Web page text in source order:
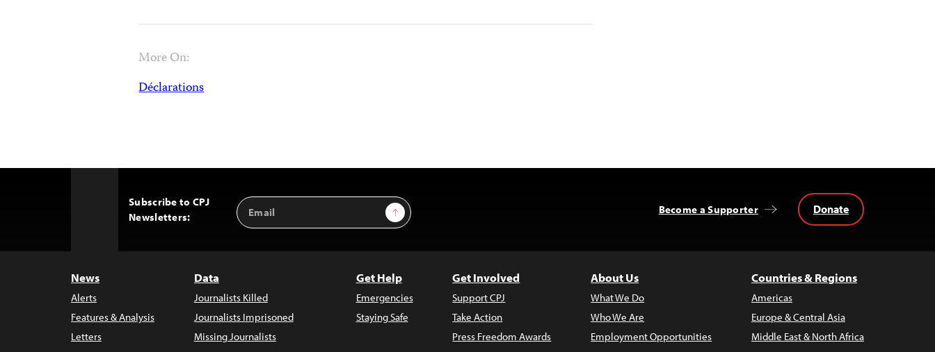
More On:
Déclarations
Subscribe to CPJ
Newsletters:
Email
Address
Sign Up Become a Supporter Donate
News
Alerts
Features & Analysis
Letters
Data
Journalists Killed
Journalists Imprisoned
Missing Journalists
Get Help
Emergencies
Staying Safe
Get Involved
Support CPJ
Take Action
Press Freedom Awards
About Us
What We Do
Who We Are
Employment Opportunities
Countries & Regions
Americas
Europe & Central Asia
Middle East & North Africa